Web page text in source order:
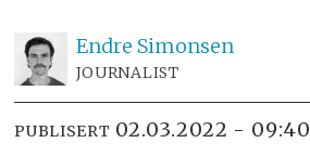
Endre Simonsen
JOURNALIST
PUBLISERT 02.03.2022 - 09:40